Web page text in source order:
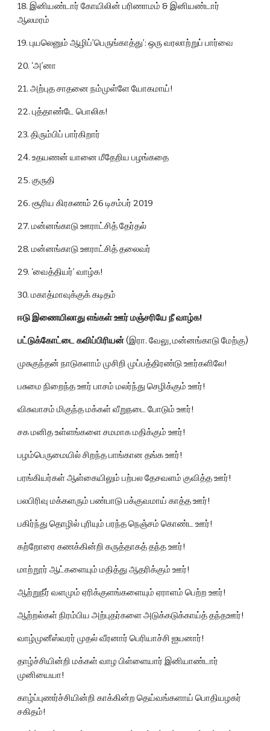
18. இனியண்டார் கோயிலின் பரிணாமம் & இனியண்டார்
ஆலமரம்
19. புயலெனும் ஆழிப்’பெருங்காத்து’: ஒரு வரலாற்றுப் பார்வை
20. ‘அ’னா
21. அற்புத சாதனை நம்முள்ளே யோகமாய்!
22. புத்தாண்டே பொலிக!
23. திரும்பிப் பார்கிறார்
24. உதயணன் யானை மீதேறிய பழங்கதை
25. குருதி
26. சூரிய கிரகணம் 26 டிசம்பர் 2019
27. மன்னங்காடு ஊராட்சித் தேர்தல்
28. மன்னங்காடு ஊராட்சித் தலைவர்
29. ‘வைத்தியர்’ வாழ்க!
30. மகாத்மாவுக்குக் கடிதம்
ஈடு இணையிலாது எங்கள் ஊர் மஞ்சரியே நீ வாழ்க!
பட்டுக்கோட்டை கவிப்பிரியன் (இரா. வேலு, மன்னங்காடு மேற்கு)
முசுகுந்தன் நாடுகளாம் முசிறி முப்பத்திரண்டு ஊர்களிலே!
பசுமை நிறைந்த ஊர் பாசம் மலர்ந்து செழிக்கும் ஊர்!
விசுவாசம் மிகுந்த மக்கள் வீறுநடை போடும் ஊர்!
சக மனித உள்ளங்களை சமமாக மதிக்கும் ஊர்!
பழம்பெருமையில் சிறந்த பாங்கான தங்க ஊர்!
பரங்கியர்கள் ஆள்கையிலும் பற்பல தேசவளம் குவித்த ஊர்!
பலபிரிவு மக்களரும் பண்பாடு பக்குவமாய் காத்த ஊர்!
பகிர்ந்து தொழில் புரியும் பரந்த நெஞ்சம் கொண்ட ஊர்!
கற்றோரை கணக்கின்றி கருத்தாகத் தந்த ஊர்!
மாற்றூர் ஆட்களையும் மதித்து ஆதரிக்கும் ஊர்!
ஆற்றுநீர் வளமும் ஏரிக்குளங்களையும் ஏராளம் பெற்ற ஊர்!
ஆற்றல்கள் நிரம்பிய அற்புதர்களை அடுக்கடுக்காய்த் தந்தஊர்!
வாழ்முனீஸ்வரர் முதல் வீரனார் பெரியாச்சி ஐயனார்!
தாழ்ச்சியின்றி மக்கள் வாழ பிள்ளையார் இனியாண்டார்
முனியையா!
காழ்ப்புணர்ச்சியின்றி காக்கின்ற தெய்வங்களாய் பொதியழகர்
சகிதம்!